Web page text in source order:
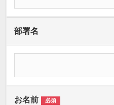
部署名
お名前 必須